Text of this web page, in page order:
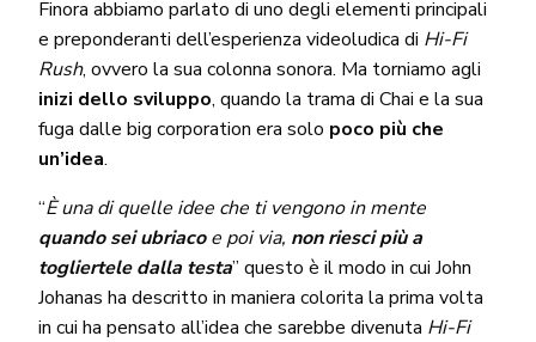
Finora abbiamo parlato di uno degli elementi principali
e preponderanti dell’esperienza videoludica di Hi-Fi
Rush, ovvero la sua colonna sonora. Ma torniamo agli
inizi dello sviluppo, quando la trama di Chai e la sua
fuga dalle big corporation era solo poco più che
un’idea.
“È una di quelle idee che ti vengono in mente
quando sei ubriacoe poi via, non riesci più a
togliertele dalla testa” questo è il modo in cui John
Johanas ha descritto in maniera colorita la prima volta
in cui ha pensato all’idea che sarebbe divenuta Hi-Fi